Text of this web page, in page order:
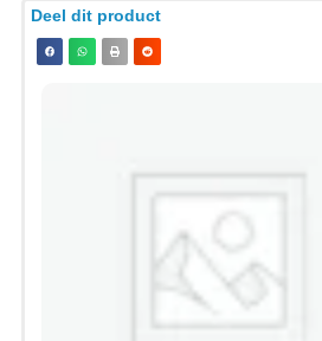
Deel dit product